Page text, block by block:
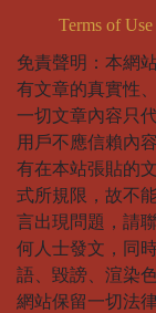
Terms of Use
免責聲明：本網
有文章的真實性
一切文章內容只
用戶不應信賴內
有在本站張貼的
式所規限，故不
言出現問題，請
何人士發文，同
語、毀謗、渲染
網站保留一切法律